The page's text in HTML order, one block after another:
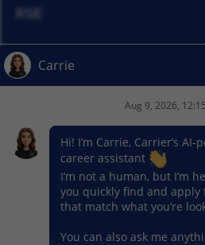
Actualités
© 2026 Carrier. Tous
Notice sur la protection des